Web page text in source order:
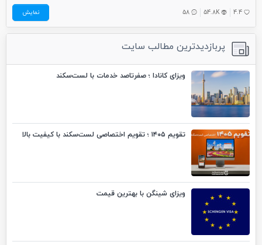
4.4
54.8K
58 نمایش
پربازدیدترین مطالب سایت
ویزای کانادا ؛ صفرتاصد خدمات با لست‌سکند
تقویم ۱۴۰۵ ؛ تقویم اختصاصی لست‌سکند با کیفیت بالا
ویزای شینگن با بهترین قیمت